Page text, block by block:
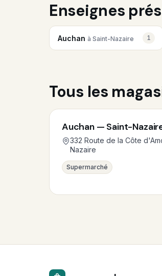
Enseignes
Auchan à Saint-Nazaire 1
Tous les
Auchan — Saint-
332 Route de la Côte
Nazaire
Supermarché